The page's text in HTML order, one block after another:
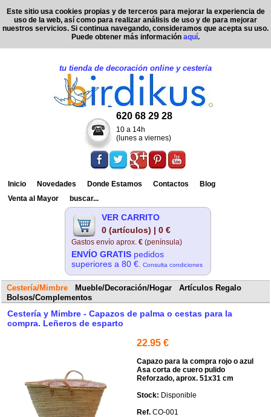
tu tienda de decoración online y cestería
620 68 29 28
10 a 14h
(lunes a viernes)
Inicio Novedades Donde Estamos Contactos
Blog
Venta al Mayor
buscar...
VER CARRITO
0 (artículos) | 0 €
Gastos envío aprox. € (península)
ENVÍO GRATIS pedidos
superiores a 80 €.
Consulta condiciones
Cestería/Mimbre Mueble/Decoración/Hogar
Artículos Regalo
Bolsos/Complementos
Cestería y Mimbre - Capazos de palma o cestas para la
compra. Leñeros de esparto
22.95 €
Capazo para la compra rojo o azul
Asa corta de cuero pulido
Reforzado, aprox. 51x31 cm
Disponible
CO-001
Este sitio usa cookies propias y de terceros para mejorar la experiencia de
uso de la web, así como para realizar análisis de uso y de para mejorar
nuestros servicios. Si continua navegando, consideramos que acepta su uso.
Puede obtener más información aquí.